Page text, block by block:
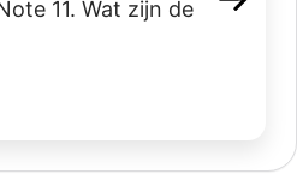
11. Wat zijn de